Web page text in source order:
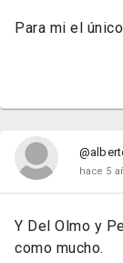
Para mi el
hace 5
Y Del Olmo y
como mucho.